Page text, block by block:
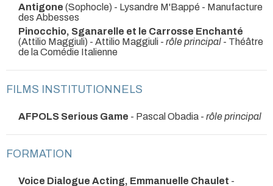
Antigone (Sophocle) - Lysandre M'Bappé - Manufacture
des Abbesses
Pinocchio, Sganarelle et le Carrosse Enchanté
(Attilio Maggiuli) - Attilio Maggiuli - rôle principal - Théâtre
de la Comédie Italienne
FILMS INSTITUTIONNELS
AFPOLS Serious Game - Pascal Obadia - rôle principal
FORMATION
Voice Dialogue Acting, Emmanuelle Chaulet -